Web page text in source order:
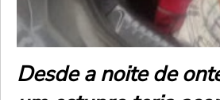
Desde a noite de